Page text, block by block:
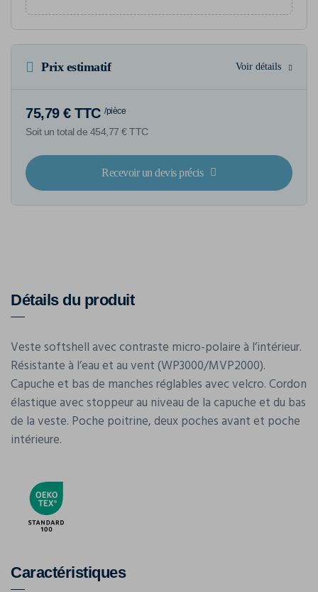
Prix estimatif Voir détails
75,79 € TTC /pièce
Soit un total de 454,77 € TTC
Recevoir un devis précis
Détails du produit
Veste softshell avec contraste micro-polaire à l’intérieur.
Résistante à l’eau et au vent (WP3000/MVP2000).
Capuche et bas de manches réglables avec velcro. Cordon
élastique avec stoppeur au niveau de la capuche et du bas
de la veste. Poche poitrine, deux poches avant et poche
intérieure.
Caractéristiques